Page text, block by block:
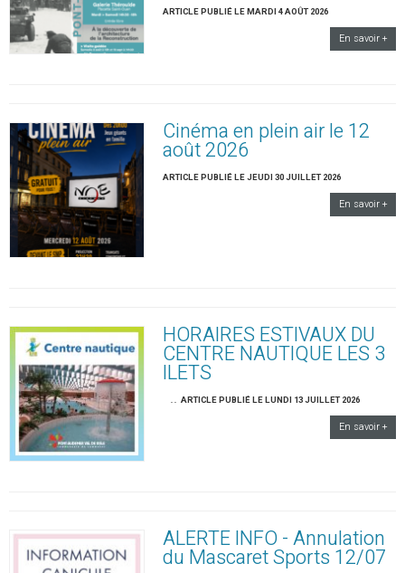
ARTICLE PUBLIÉ LE MARDI 4 AOÛT 2026
En savoir +
Cinéma en plein air le 12
août 2026
ARTICLE PUBLIÉ LE JEUDI 30 JUILLET 2026
En savoir +
HORAIRES ESTIVAUX DU
CENTRE NAUTIQUE LES 3
ILETS
ARTICLE PUBLIÉ LE LUNDI 13 JUILLET 2026
En savoir +
ALERTE INFO - Annulation
du Mascaret Sports 12/07